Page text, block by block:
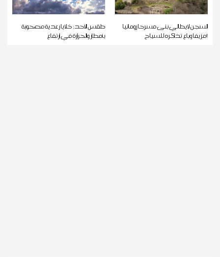
السجن لإيطالي بنى مسرحا رومانيا
مزيفا وباع تذاكره للسياح!
طقس الأحد: خلايا رعدية مصحوبة
بأمطار والحرارة في ارتفاع